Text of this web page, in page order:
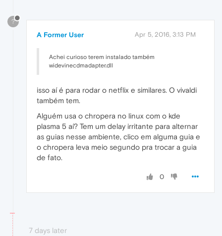
?
A Former User Apr 5, 2016, 3:13 PM
Achei curioso terem instalado também
widevinecdmadapter.dll
isso aí é para rodar o netflix e similares. O vivaldi
também tem.
Alguém usa o chropera no linux com o kde
plasma 5 aí? Tem um delay irritante para alternar
as guias nesse ambiente, clico em alguma guia e
o chropera leva meio segundo pra trocar a guia
de fato.
0
7 days later